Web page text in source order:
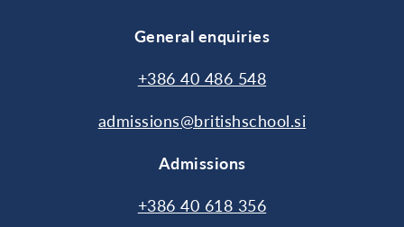
General enquiries
+386 40 486 548
admissions@britishschool.si
Admissions
+386 40 618 356